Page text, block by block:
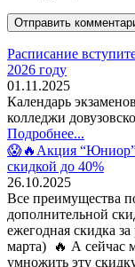
Расписание
2026 году
01.11.2025
Календарь
колледжи
Подробнее...
😱🔥Акция “Юниор”
скидкой до 40%
26.10.2025
Все преимущества
дополнительной
ежегодная скидка
марта) 🔥 А сейчас
умножить эту